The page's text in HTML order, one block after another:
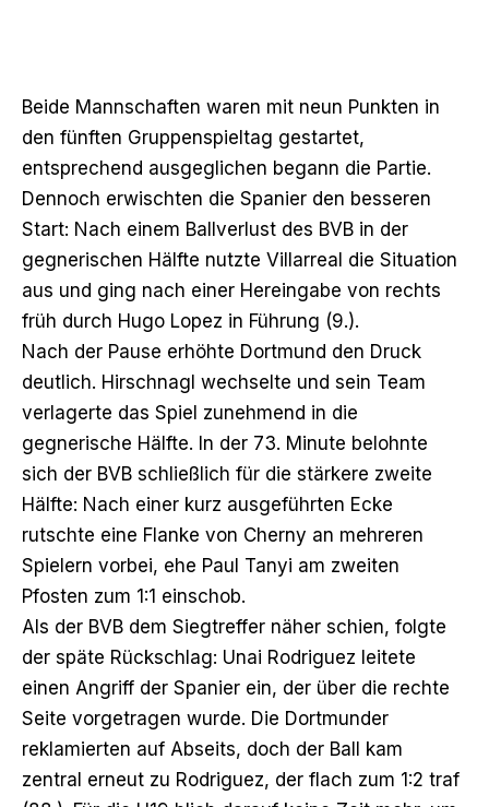
Beide Mannschaften waren mit neun Punkten in
den fünften Gruppenspieltag gestartet,
entsprechend ausgeglichen begann die Partie.
Dennoch erwischten die Spanier den besseren
Start: Nach einem Ballverlust des BVB in der
gegnerischen Hälfte nutzte Villarreal die Situation
aus und ging nach einer Hereingabe von rechts
früh durch Hugo Lopez in Führung (9.).
Nach der Pause erhöhte Dortmund den Druck
deutlich. Hirschnagl wechselte und sein Team
verlagerte das Spiel zunehmend in die
gegnerische Hälfte. In der 73. Minute belohnte
sich der BVB schließlich für die stärkere zweite
Hälfte: Nach einer kurz ausgeführten Ecke
rutschte eine Flanke von Cherny an mehreren
Spielern vorbei, ehe Paul Tanyi am zweiten
Pfosten zum 1:1 einschob.
Als der BVB dem Siegtreffer näher schien, folgte
der späte Rückschlag: Unai Rodriguez leitete
einen Angriff der Spanier ein, der über die rechte
Seite vorgetragen wurde. Die Dortmunder
reklamierten auf Abseits, doch der Ball kam
zentral erneut zu Rodriguez, der flach zum 1:2 traf